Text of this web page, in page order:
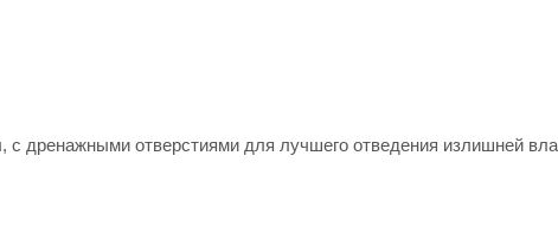
дренажными отверстиями для лучшего отведения излишней